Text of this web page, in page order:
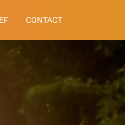
CONTACT